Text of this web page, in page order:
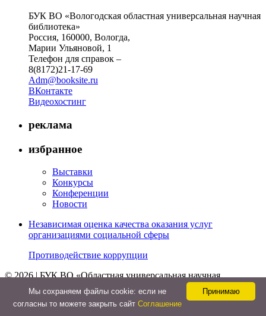
БУК ВО «Вологодская областная универсальная научная
библиотека»
Россия, 160000, Вологда,
Марии Ульяновой, 1
Телефон для справок –
8(8172)21-17-69
Adm@booksite.ru
ВКонтакте
Видеохостинг
реклама
избранное
Выставки
Конкурсы
Конференции
Новости
Независимая оценка качества оказания услуг
организациями социальной сферы
Противодействие коррупции
© 2026 | БУК ВО «Областная универсальная научная
библиотека»
Принимаю
Мы cохраняем файлы cookie: если не
согласны то можете закрыть сайт Соглашение